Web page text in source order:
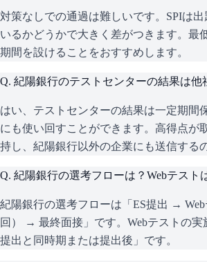
対策なしでの通過は難しいです。SPIは
いるかどうかで大きく差がつきます。最
期間を設けることをおすすめします。
Q. 紀陽銀行のテストセンターの結果は他
はい、テストセンターの結果は一定期間
にも使い回すことができます。高得点が
持し、紀陽銀行以外の企業にも送信する
Q. 紀陽銀行の選考フローは？Webテスト
紀陽銀行の選考フローは「ES提出 →
回） → 最終面接」です。Webテストの実
提出と同時期または提出後」です。